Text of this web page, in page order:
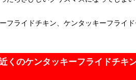
フライドチキン、ケンタッキーフライ
くのケンタッキーフライドチキ